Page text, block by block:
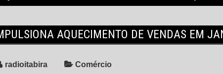
AQUECIMENTO DE VENDAS EM
radioitabira Comércio